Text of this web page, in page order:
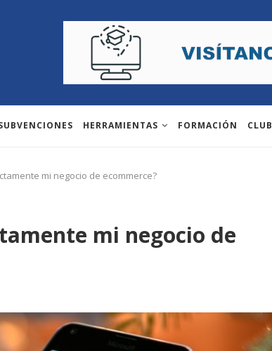
HERRAMIENTAS FORMACIÓN CLUB
mi negocio de ecommerce?
mi negocio de